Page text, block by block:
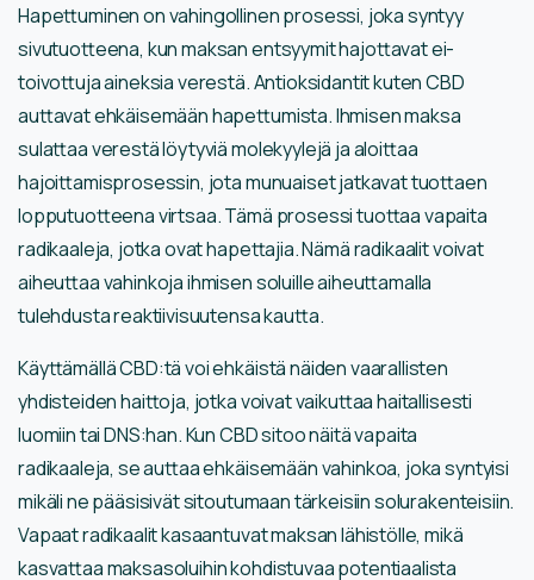
Hapettuminen on vahingollinen prosessi, joka syntyy
sivutuotteena, kun maksan entsyymit hajottavat ei-
toivottuja aineksia verestä. Antioksidantit kuten CBD
auttavat ehkäisemään hapettumista. Ihmisen maksa
sulattaa verestä löytyviä molekyylejä ja aloittaa
hajoittamisprosessin, jota munuaiset jatkavat tuottaen
lopputuotteena virtsaa. Tämä prosessi tuottaa vapaita
radikaaleja, jotka ovat hapettajia. Nämä radikaalit voivat
aiheuttaa vahinkoja ihmisen soluille aiheuttamalla
tulehdusta reaktiivisuutensa kautta.
Käyttämällä CBD:tä voi ehkäistä näiden vaarallisten
yhdisteiden haittoja, jotka voivat vaikuttaa haitallisesti
luomiin tai DNS:han. Kun CBD sitoo näitä vapaita
radikaaleja, se auttaa ehkäisemään vahinkoa, joka syntyisi
mikäli ne pääsisivät sitoutumaan tärkeisiin solurakenteisiin.
Vapaat radikaalit kasaantuvat maksan lähistölle, mikä
kasvattaa maksasoluihin kohdistuvaa potentiaalista